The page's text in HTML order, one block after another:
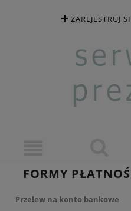
ZAREJESTRUJ
FORMY
Przelew na konto bankowe